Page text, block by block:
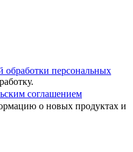
обработки персональных
соглашением
о новых продуктах и